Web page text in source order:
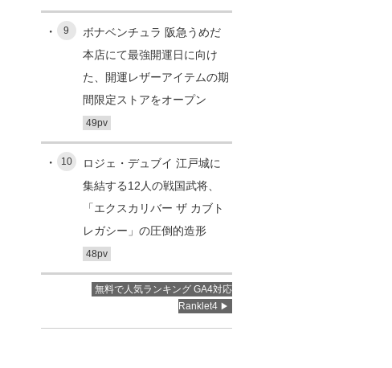
9
ボナベンチュラ 阪急うめだ
本店にて最強開運日に向け
た、開運レザーアイテムの期
間限定ストアをオープン
49pv
10
ロジェ・デュブイ 江戸城に
集結する12人の戦国武将、
「エクスカリバー ザ カブト
レガシー」の圧倒的造形
48pv
無料で人気ランキング GA4対応
Ranklet4